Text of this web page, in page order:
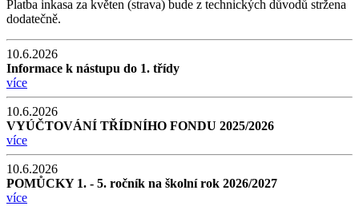
Platba inkasa za květen (strava) bude z technických důvodů stržena
dodatečně.
10.6.2026
Informace k nástupu do 1. třídy
více
10.6.2026
VYÚČTOVÁNÍ TŘÍDNÍHO FONDU 2025/2026
více
10.6.2026
POMŮCKY 1. - 5. ročník na školní rok 2026/2027
více